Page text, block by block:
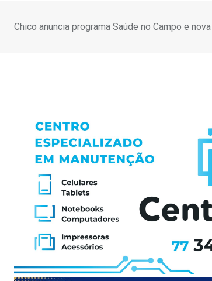
Chico anuncia programa Saúde no Campo e nova